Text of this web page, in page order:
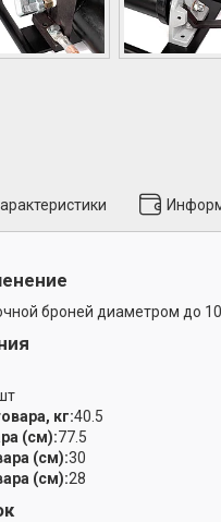
броней диаметром до
кг:40.5
(см):77.5
(см):30
(см):28